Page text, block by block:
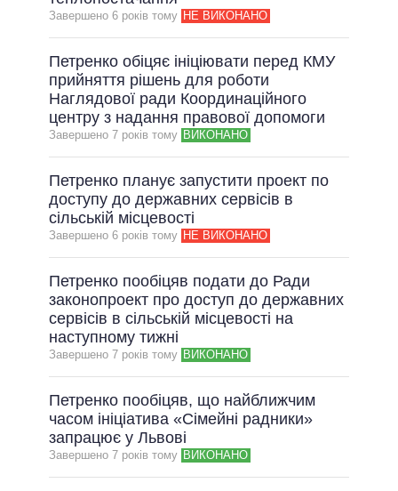
ВСІ ОБІЦЯНКИ
АРХІВНІ ОБІЦЯНКИ
Завершено 6 рокiв тому НЕ ВИКОНАНО
Петренко обіцяє ініціювати перед КМУ
прийняття рішень для роботи
Наглядової ради Координаційного
центру з надання правової допомоги
Завершено 7 рокiв тому ВИКОНАНО
Петренко планує запустити проект по
доступу до державних сервісів в
сільській місцевості
Завершено 6 рокiв тому НЕ ВИКОНАНО
Петренко пообіцяв подати до Ради
законопроект про доступ до державних
сервісів в сільській місцевості на
наступному тижні
Завершено 7 рокiв тому ВИКОНАНО
Петренко пообіцяв, що найближчим
часом ініціатива «Сімейні радники»
запрацює у Львові
Завершено 7 рокiв тому ВИКОНАНО